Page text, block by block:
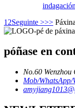
indagación
1 2Seguinte >>>
póñase en
No.60
Mob/